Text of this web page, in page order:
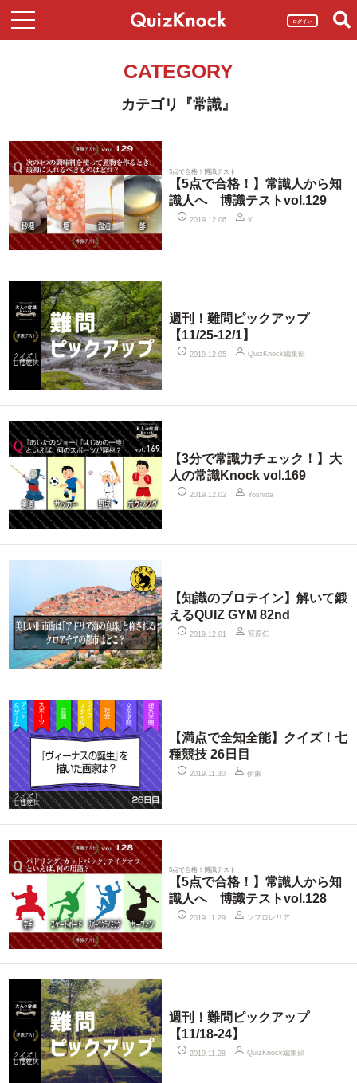
ログイン
CATEGORY
カテゴリ『常識』
5点で合格！博識テスト
【5点で合格！】常識人から知
識人へ 博識テストvol.129
2019.12.06 Y
週刊！難問ピックアップ
【11/25-12/1】
2019.12.05 QuizKnock編集部
【3分で常識力チェック！】大
人の常識Knock vol.169
2019.12.02 Yoshida
【知識のプロテイン】解いて鍛
えるQUIZ GYM 82nd
2019.12.01 宮原仁
【満点で全知全能】クイズ！七
種競技 26日目
2019.11.30 伊東
5点で合格！博識テスト
【5点で合格！】常識人から知
識人へ 博識テストvol.128
2019.11.29 ソフロレリア
週刊！難問ピックアップ
【11/18-24】
2019.11.28 QuizKnock編集部